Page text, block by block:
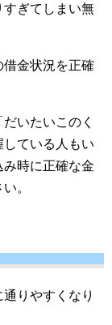
ぎてしまい無
金状況を正確
いたいこのく
ている人もい
時に正確な金
。
りやすくなり